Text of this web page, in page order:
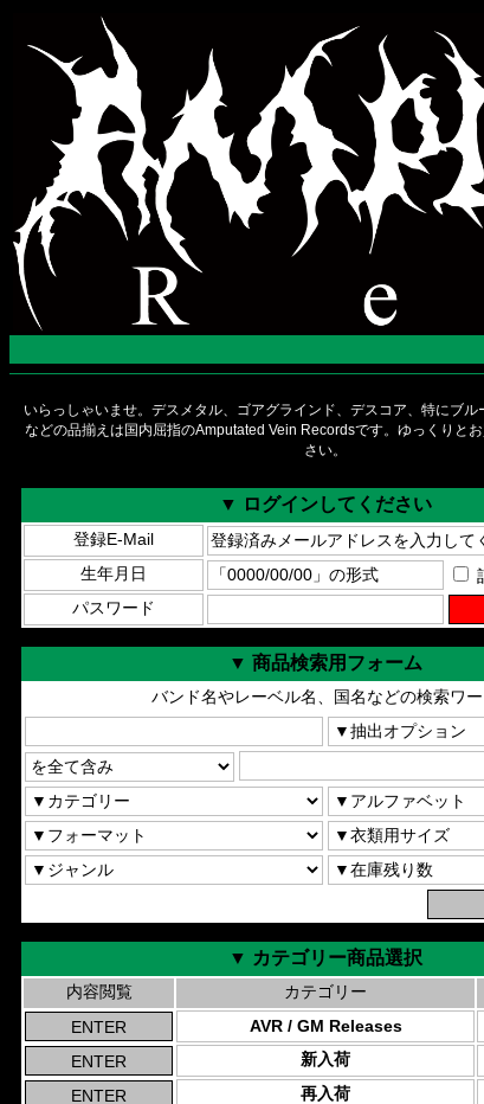
いらっしゃいませ。デスメタル、ゴアグラインド、デスコア、特にブル
などの品揃えは国内屈指のAmputated Vein Recordsです。ゆっくりと
さい。
▼ ログインしてください
登録E-Mail
生年月日
パスワード
▼ 商品検索用フォーム
バンド名やレーベル名、国名などの検索ワー
▼ カテゴリー商品選択
内容閲覧 カテゴリー
AVR / GM Releases
新入荷
再入荷